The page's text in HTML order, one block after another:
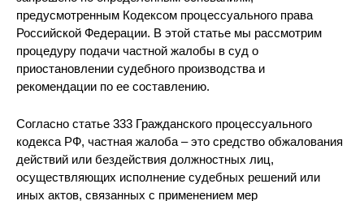
предусмотренным Кодексом процессуального права
Российской Федерации. В этой статье мы рассмотрим
процедуру подачи частной жалобы в суд о
приостановлении судебного производства и
рекомендации по ее составлению.
Согласно статье 333 Гражданского процессуального
кодекса РФ, частная жалоба – это средство обжалования
действий или бездействия должностных лиц,
осуществляющих исполнение судебных решений или
иных актов, связанных с применением мер